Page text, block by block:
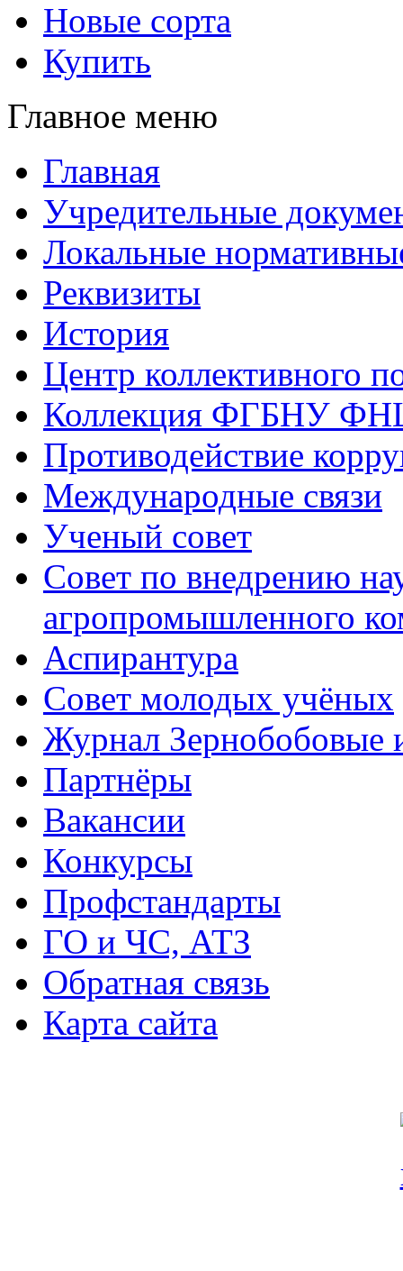
Новые сорта
Купить
Главное меню
Главная
Учредительные
Локальные
Реквизиты
История
Центр коллективного
Коллекция ФГБНУ
Противодействие
Международные связи
Ученый совет
Совет по внедрению
агропромышленного
Аспирантура
Совет молодых учёных
Журнал Зернобобовые
Партнёры
Вакансии
Конкурсы
Профстандарты
ГО и ЧС, АТЗ
Обратная связь
Карта сайта